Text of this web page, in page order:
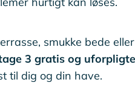
smukke bede
3 gratis og
til dig og din have.